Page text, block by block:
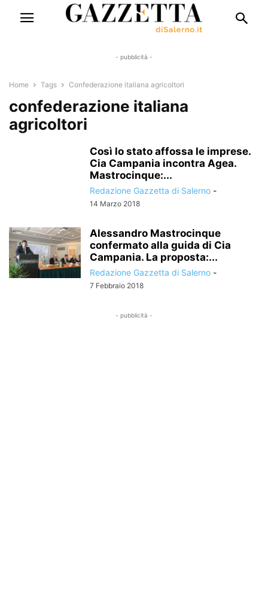
- pubblicità -
Home Tags Confederazione italiana agricoltori
confederazione italiana
agricoltori
Così lo stato affossa le imprese.
Cia Campania incontra Agea.
Mastrocinque:...
Redazione Gazzetta di Salerno -
14 Marzo 2018
Alessandro Mastrocinque
confermato alla guida di Cia
Campania. La proposta:...
Redazione Gazzetta di Salerno -
7 Febbraio 2018
- pubblicità -